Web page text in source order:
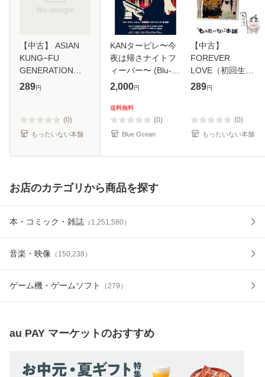
【中古】 ASIAN
KUNG−FU
GENERATION
presents NANO
2006 / オムニバス
/ [CD]【メール便送
289円
(0)
もったいない本舗
KANタービレ〜今
夜は帰さナイトフ
ィーバー〜 (Blu-
ray)
2,000円
送料無料
(0)
Blue Ocean
【中古】
FOREVER
LOVE（初回生産
限定盤） / 清水翔
料無料】
289円
(0)
もったいない本舗
お店のカテゴリから商品を探す
本・コミック・雑誌 （ 1,251,580）
音楽・映像 （ 150,238 ）
ゲーム機・ゲームソフト （279 ）
au PAY マーケットのおすすめ